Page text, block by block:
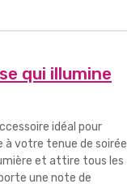
qui illumine
idéal pour
votre tenue de soirée
et attire tous les
une note de